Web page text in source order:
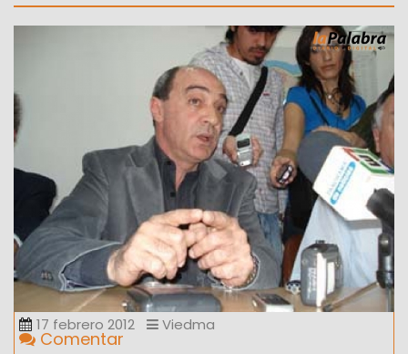
17 febrero 2012 Viedma
Comentar